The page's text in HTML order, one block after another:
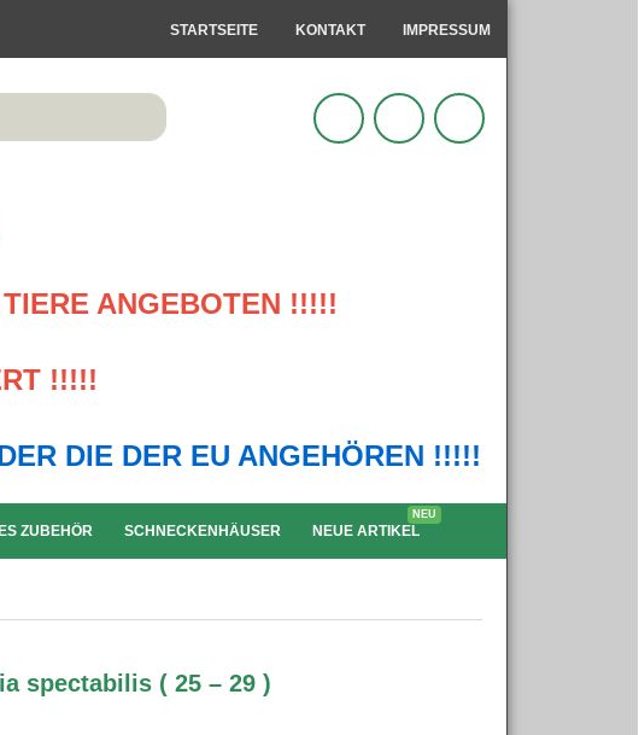
STARTSEITE KONTAKT IMPRESSUM
ANGEBOTEN !!!!!
!!!!!
DIE DER EU ANGEHÖREN !!!!!
ZUBEHÖR SCHNECKENHÄUSER NEUE ARTIKEL
NEU
spectabilis ( 25 – 29 )